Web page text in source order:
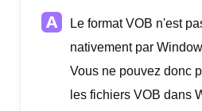
Le format VOB n'est
nativement par
Vous ne pouvez donc
les fichiers VOB dans